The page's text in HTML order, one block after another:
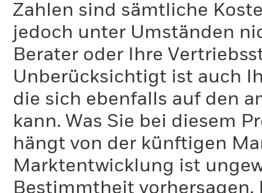
Zahlen sind sämtliche
jedoch unter Umständen
Berater oder Ihre
Unberücksichtigt ist auch
die sich ebenfalls auf den
kann. Was Sie bei diesem
hängt von der künftigen
Marktentwicklung ist
Bestimmtheit